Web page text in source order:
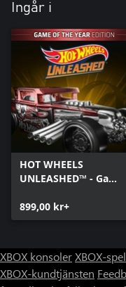
Ingår i
HOT WHEELS
UNLEASHED™ - Game
Xbox Series X|S
899,00 kr+
XBOX konsolerXBOX-spel
XBOX-kundtjänsten